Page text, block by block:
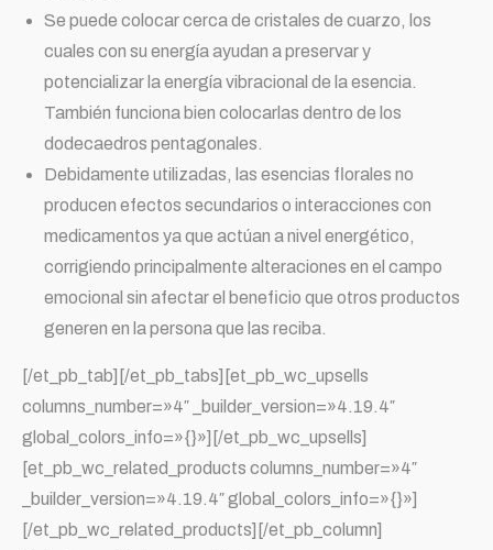
Se puede colocar cerca de cristales de cuarzo, los
cuales con su energía ayudan a preservar y
potencializar la energía vibracional de la esencia.
También funciona bien colocarlas dentro de los
dodecaedros pentagonales.
Debidamente utilizadas, las esencias florales no
producen efectos secundarios o interacciones con
medicamentos ya que actúan a nivel energético,
corrigiendo principalmente alteraciones en el campo
emocional sin afectar el beneficio que otros productos
generen en la persona que las reciba.
[/et_pb_tab][/et_pb_tabs][et_pb_wc_upsells
columns_number=»4″ _builder_version=»4.19.4″
global_colors_info=»{}»][/et_pb_wc_upsells]
[et_pb_wc_related_products columns_number=»4″
_builder_version=»4.19.4″ global_colors_info=»{}»]
[/et_pb_wc_related_products][/et_pb_column]